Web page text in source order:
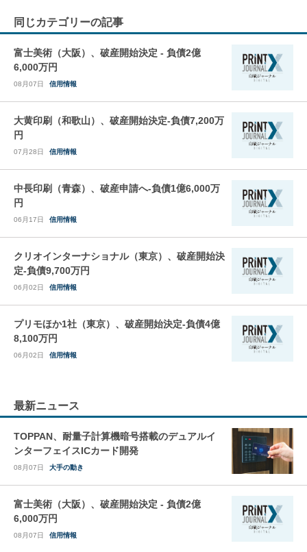
同じカテゴリーの記事
富士美術（大阪）、破産開始決定 - 負債2億
6,000万円
08月07日 信用情報
大黄印刷（和歌山）、破産開始決定-負債7,200万
円
07月28日 信用情報
中長印刷（青森）、破産申請へ-負債1億6,000万
円
06月17日 信用情報
クリオインターナショナル（東京）、破産開始決
定-負債9,700万円
06月02日 信用情報
プリモほか1社（東京）、破産開始決定-負債4億
8,100万円
06月02日 信用情報
最新ニュース
TOPPAN、耐量子計算機暗号搭載のデュアルイ
ンターフェイスICカード開発
08月07日 大手の動き
富士美術（大阪）、破産開始決定 - 負債2億
6,000万円
08月07日 信用情報